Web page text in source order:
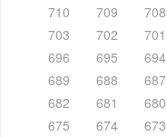
710
709 708
703
702 701
696
695 694
689
688 687
682
681 680
675
674 673